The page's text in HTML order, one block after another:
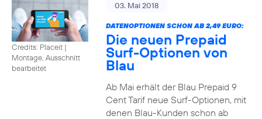
Credits: Placeit |
Montage, Ausschnitt
bearbeitet
03. Mai 2018
DATENOPTIONEN SCHON AB 2,49 EURO:
Die neuen Prepaid
Surf-Optionen von
Blau
Ab Mai erhält der Blau Prepaid 9
Cent Tarif neue Surf-Optionen, mit
denen Blau-Kunden schon ab